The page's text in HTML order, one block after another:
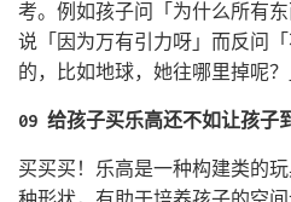
考。例如孩子问「为什么所有
说「因为万有引力呀」而反问
的，比如地球，她往哪里掉呢？
09 给孩子买乐高还不如让孩子
买买买！乐高是一种构建类的